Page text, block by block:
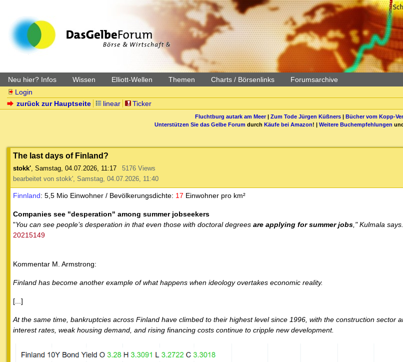
Neu hier? Infos Wissen Elliott-Wellen Themen Charts / Börsenlinks Forumsarchive
Login
zurück zur Hauptseite
linear Ticker
Fluchtburg autark am Meer| Zum Tode Jürgen Küßners| Bücher vom Kopp-
Unterstützen Sie das Gelbe Forum durch Käufe bei Amazon! | Weitere Buchempfehlungen
The last days of Finland?
stokk', Samstag, 04.07.2026, 11:17
5176 Views
bearbeitet von stokk', Samstag, 04.07.2026, 11:40
Finnland: 5,5 Mio Einwohner / Bevölkerungsdichte: 17 Einwohner pro km²
Companies see "desperation" among summer jobseekers
"You can see people’s desperation in that even those with doctoral degrees are applying for summer jobs," Kulmala
20215149
Kommentar M. Armstrong:
Finland has become another example of what happens when ideology overtakes economic reality.
[...]
At the same time, bankruptcies across Finland have climbed to their highest level since 1996, with the construction sector
interest rates, weak housing demand, and rising financing costs continue to cripple new development.